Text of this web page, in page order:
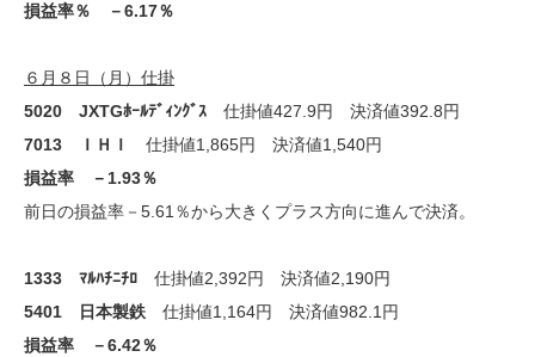
損益率％ －6.17％
６月８日（月）仕掛
5020 JXTGﾎｰﾙﾃﾞｨﾝｸﾞｽ 仕掛値427.9円 決済値392.8円
7013 ＩＨＩ
仕掛値1,865円 決済値1,540円
損益率 －1.93％
前日の損益率－5.61％から大きくプラス方向に進んで決済。
1333 ﾏﾙﾊﾁﾆﾁﾛ 仕掛値2,392円 決済値2,190円
5401 日本製鉄 仕掛値1,164円 決済値982.1円
損益率 －6.42％